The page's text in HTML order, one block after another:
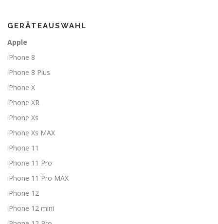
GERÄTEAUSWAHL
Apple
iPhone 8
iPhone 8 Plus
iPhone X
iPhone XR
iPhone Xs
iPhone Xs MAX
iPhone 11
iPhone 11 Pro
iPhone 11 Pro MAX
iPhone 12
iPhone 12 mini